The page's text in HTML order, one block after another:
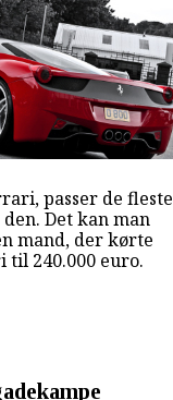
passer de fleste
Det kan man
mand, der kørte
til 240.000 euro.